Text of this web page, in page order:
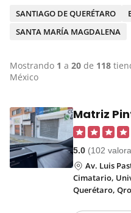
SANTIAGO DE QUERÉTARO
SANTA MARÍA MAGDALENA
Mostrando 1 a 20 de 118
México
Matriz
5.0 (102
Av. Luis
Cimatario,
Querétaro,